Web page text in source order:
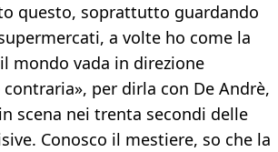
questo, soprattutto guardando
a volte ho come la
mondo vada in direzione
per dirla con De Andrè,
scena nei trenta secondi delle
Conosco il mestiere, so che la